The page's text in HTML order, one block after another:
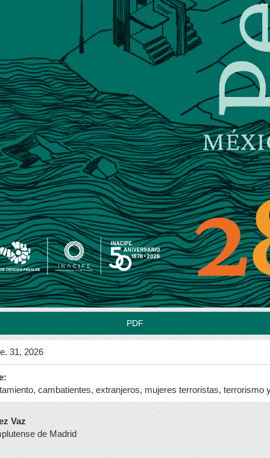
PDF
31, 2026
cambatientes, extranjeros, mujeres terroristas, terrorismo
Vaz
de Madrid